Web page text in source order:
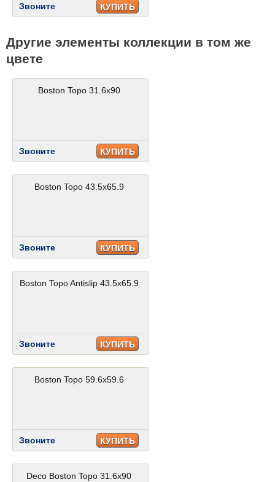
Звоните КУПИТЬ
Другие элементы коллекции в том же
цвете
Boston Topo 31.6x90
Звоните КУПИТЬ
Boston Topo 43.5x65.9
Звоните КУПИТЬ
Boston Topo Antislip 43.5x65.9
Звоните КУПИТЬ
Boston Topo 59.6x59.6
Звоните КУПИТЬ
Deco Boston Topo 31.6x90